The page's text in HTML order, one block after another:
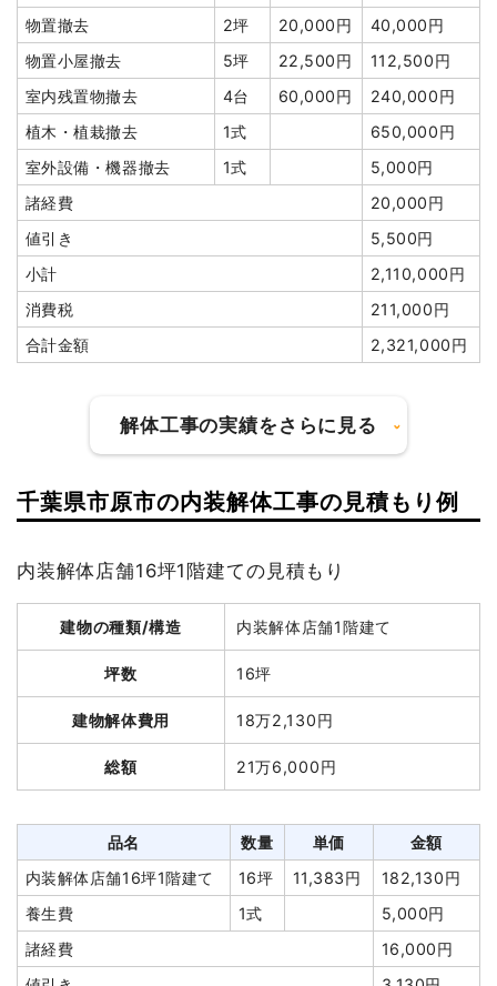
室内残置物撤去
3台 3,000円
9,000円
駐車場撤去
1式
10,000円
門扉・門柱撤去
1式
50,000円
フェンス撤去
1式
150,000円
浄化槽・便槽撤去
1式
30,000円
土間コンクリート撤去
80,000円
諸経費
30,000円
値引き
0円
小計
2,224,000
円
消費税
222,400円
建物解体費用 126万5,050円
総額 230万円
品名 数量 単価
軽量鉄骨造住宅34坪2階
建て
34坪
37,207
円
1,265,050
円
養生費
200m² 600円
120,000円
植木・植栽撤去
1台
70,000
70,000円
ブロック塀撤去
143,000円
物置撤去
2坪 20,000円
40,000円
物置小屋撤去
5坪 22,500円
112,500円
室内残置物撤去
4台 60,000円
240,000円
植木・植栽撤去
1式
650,000円
室外設備・機器撤去
1式
5,000円
諸経費
20,000円
値引き
5,500円
小計
2,110,000円
消費税
211,000円
合計金額
2,321,000円
解体工事の実績をさらに見る
建物の種類/構造 鉄骨造工場1階建て
坪数 97坪
建物解体費用 174万6,000円
総額 380万円
品名 数量 単価
金額
鉄骨造工場97坪1階建て
97坪
18,000
鉄骨造倉庫15坪1階建て 15坪
15,000
円
225,000円
鉄骨造倉庫134坪1階建
て
134坪
10,652
1,427,400円
プレハブ倉庫5坪1階建
て
135,000円
千葉県市原市の内装解体工事の見積もり例
内装解体店舗16坪1階建ての見積もり
建物の種類/構造 内装解体店舗1階建て
坪数 16坪
建物解体費用 18万2,130円
総額 21万6,000円
品名 数量 単価
金額
内装解体店舗16坪1階建て
16坪 11,383円
182,130円
養生費
1式
5,000円
諸経費
16,000円